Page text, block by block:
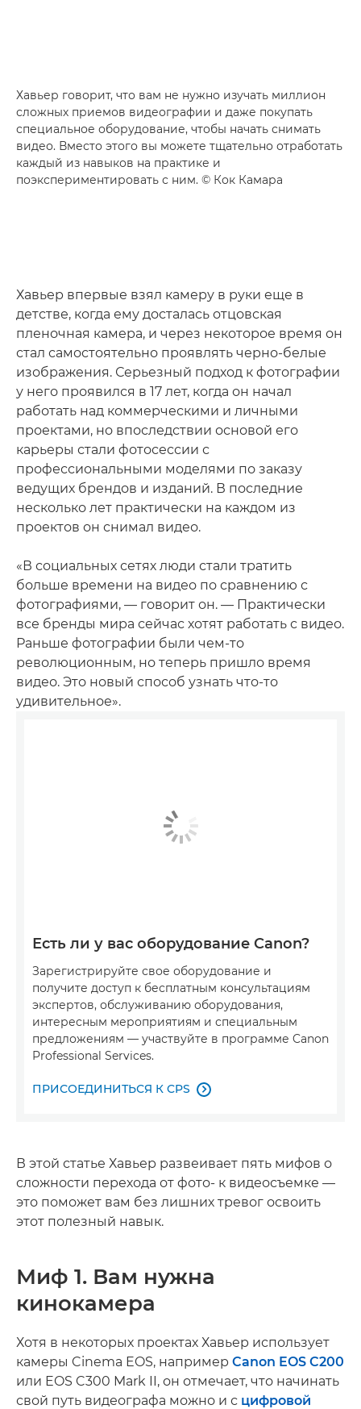
Хавьер говорит, что вам не нужно изучать миллион
сложных приемов видеографии и даже покупать
специальное оборудование, чтобы начать снимать
видео. Вместо этого вы можете тщательно отработать
каждый из навыков на практике и
поэкспериментировать с ним. © Кок Камара
Хавьер впервые взял камеру в руки еще в
детстве, когда ему досталась отцовская
пленочная камера, и через некоторое время он
стал самостоятельно проявлять черно-белые
изображения. Серьезный подход к фотографии
у него проявился в 17 лет, когда он начал
работать над коммерческими и личными
проектами, но впоследствии основой его
карьеры стали фотосессии с
профессиональными моделями по заказу
ведущих брендов и изданий. В последние
несколько лет практически на каждом из
проектов он снимал видео.
«В социальных сетях люди стали тратить
больше времени на видео по сравнению с
фотографиями, — говорит он. — Практически
все бренды мира сейчас хотят работать с видео.
Раньше фотографии были чем-то
революционным, но теперь пришло время
видео. Это новый способ узнать что-то
удивительное».
Есть ли у вас оборудование Canon?
Зарегистрируйте свое оборудование и
получите доступ к бесплатным консультациям
экспертов, обслуживанию оборудования,
интересным мероприятиям и специальным
предложениям — участвуйте в программе Canon
Professional Services.
ПРИСОЕДИНИТЬСЯ К CPS 
В этой статье Хавьер развеивает пять мифов о
сложности перехода от фото- к видеосъемке —
это поможет вам без лишних тревог освоить
этот полезный навык.
Миф 1. Вам нужна
кинокамера
Хотя в некоторых проектах Хавьер использует
камеры Cinema EOS, например Canon EOS C200
или EOS C300 Mark II, он отмечает, что начинать
свой путь видеографа можно и с цифровой